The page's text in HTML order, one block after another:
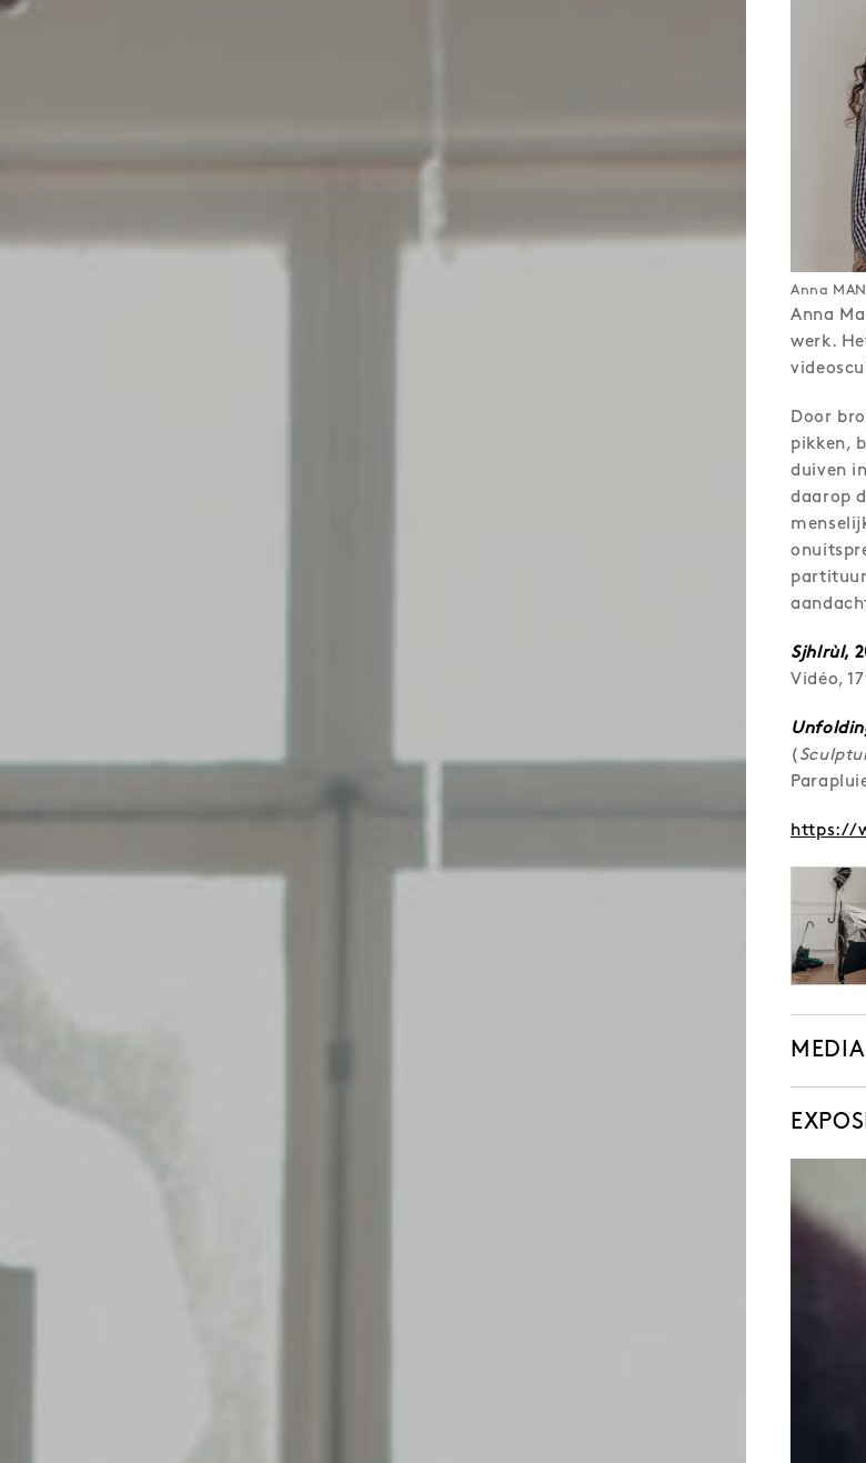
Anna
Anna
werk.
Door
pikken,
duiven
daarop
Sjhlrùl,
Vidéo,
(
https://
MEDIA